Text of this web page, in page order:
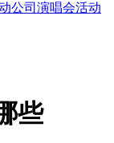
公司 演唱会活动
些